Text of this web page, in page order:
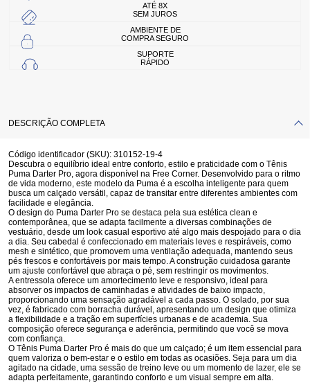
ATÉ 8X
SEM JUROS
AMBIENTE DE
COMPRA SEGURO
SUPORTE
RÁPIDO
DESCRIÇÃO COMPLETA
Código identificador (SKU): 310152-19-4
Descubra o equilíbrio ideal entre conforto, estilo e praticidade com o Tênis
Puma Darter Pro, agora disponível na Free Corner. Desenvolvido para o ritmo
de vida moderno, este modelo da Puma é a escolha inteligente para quem
busca um calçado versátil, capaz de transitar entre diferentes ambientes com
facilidade e elegância.
O design do Puma Darter Pro se destaca pela sua estética clean e
contemporânea, que se adapta facilmente a diversas combinações de
vestuário, desde um look casual esportivo até algo mais despojado para o dia
a dia. Seu cabedal é confeccionado em materiais leves e respiráveis, como
mesh e sintético, que promovem uma ventilação adequada, mantendo seus
pés frescos e confortáveis por mais tempo. A construção cuidadosa garante
um ajuste confortável que abraça o pé, sem restringir os movimentos.
A entressola oferece um amortecimento leve e responsivo, ideal para
absorver os impactos de caminhadas e atividades de baixo impacto,
proporcionando uma sensação agradável a cada passo. O solado, por sua
vez, é fabricado com borracha durável , apresentando um design que otimiza
a flexibilidade e a tração em superfícies urbanas e de academia. Sua
composição oferece segurança e aderência, permitindo que você se mova
com confiança.
O Tênis Puma Darter Pro é mais do que um calçado; é um item essencial para
quem valoriza o bem-estar e o estilo em todas as ocasiões. Seja para um dia
agitado na cidade, uma sessão de treino leve ou um momento de lazer, ele se
adapta perfeitamente, garantindo conforto e um visual sempre em alta.